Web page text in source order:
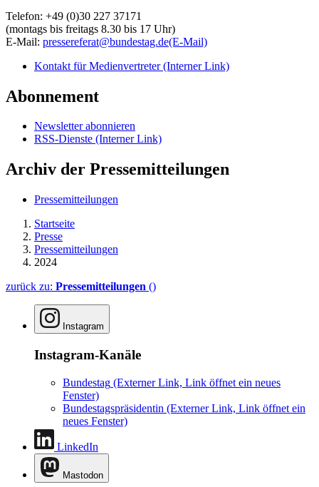
Telefon: +49 (0)30 227 37171
(montags bis freitags 8.30 bis 17 Uhr)
E-Mail: pressereferat@bundestag.de(E-Mail)
Kontakt für Medienvertreter(Interner Link)
Abonnement
Newsletter abonnieren
RSS-Dienste (Interner Link)
Archiv der Pressemitteilungen
Pressemitteilungen
Startseite
Presse
Pressemitteilungen
2024
zurück zu: Pressemitteilungen ()
Instagram
Instagram-Kanäle
Bundestag (Externer Link, Link öffnet ein neues
Fenster)
Bundestagspräsidentin (Externer Link, Link öffnet ein
neues Fenster)
LinkedIn
Mastodon